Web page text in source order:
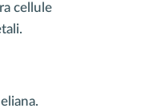
cellule